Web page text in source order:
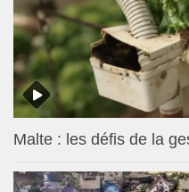
Malte : les défis de la